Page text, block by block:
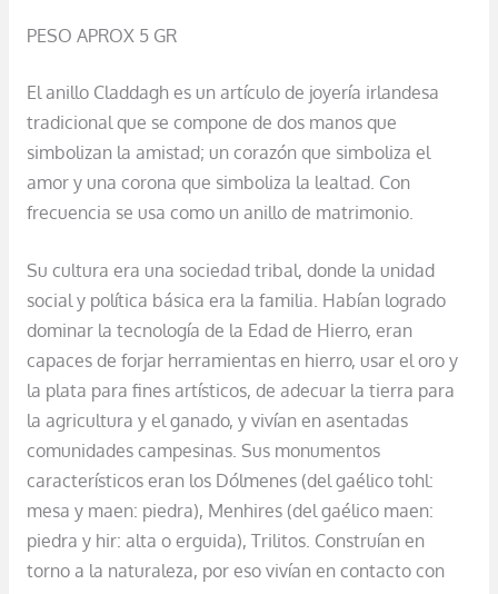
PESO APROX 5 GR
El anillo Claddagh es un artículo de joyería irlandesa
tradicional que se compone de dos manos que
simbolizan la amistad; un corazón que simboliza el
amor y una corona que simboliza la lealtad. Con
frecuencia se usa como un anillo de matrimonio.
Su cultura era una sociedad tribal, donde la unidad
social y política básica era la familia. Habían logrado
dominar la tecnología de la Edad de Hierro, eran
capaces de forjar herramientas en hierro, usar el oro y
la plata para fines artísticos, de adecuar la tierra para
la agricultura y el ganado, y vivían en asentadas
comunidades campesinas. Sus monumentos
característicos eran los Dólmenes (del gaélico tohl:
mesa y maen: piedra), Menhires (del gaélico maen:
piedra y hir: alta o erguida), Trilitos. Construían en
torno a la naturaleza, por eso vivían en contacto con